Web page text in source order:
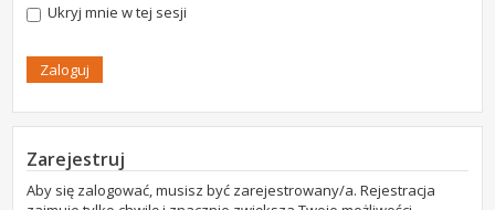
Ukryj mnie w tej sesji
Zarejestruj
Aby się zalogować, musisz być zarejestrowany/a. Rejestracja